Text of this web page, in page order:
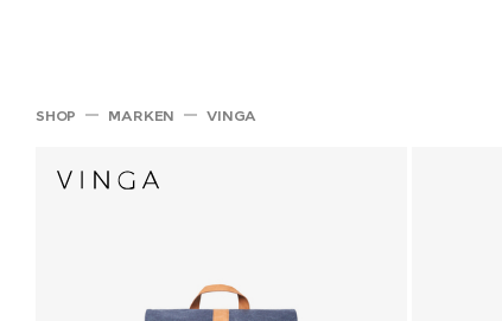
SHOP MARKEN VINGA